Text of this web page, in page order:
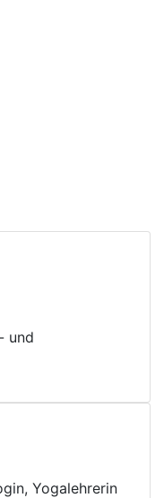
und
Yogalehrerin